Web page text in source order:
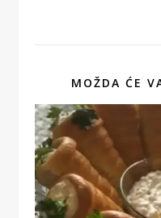
MOŽDA ĆE